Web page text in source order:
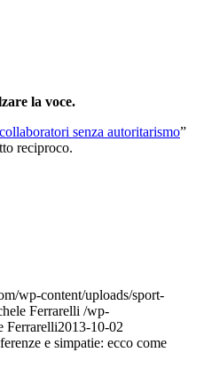
la voce.
senza autoritarismo”
reciproco.
wp-content/uploads/sport-
Ferrarelli /wp-
Ferrarelli2013-10-02
e simpatie: ecco come